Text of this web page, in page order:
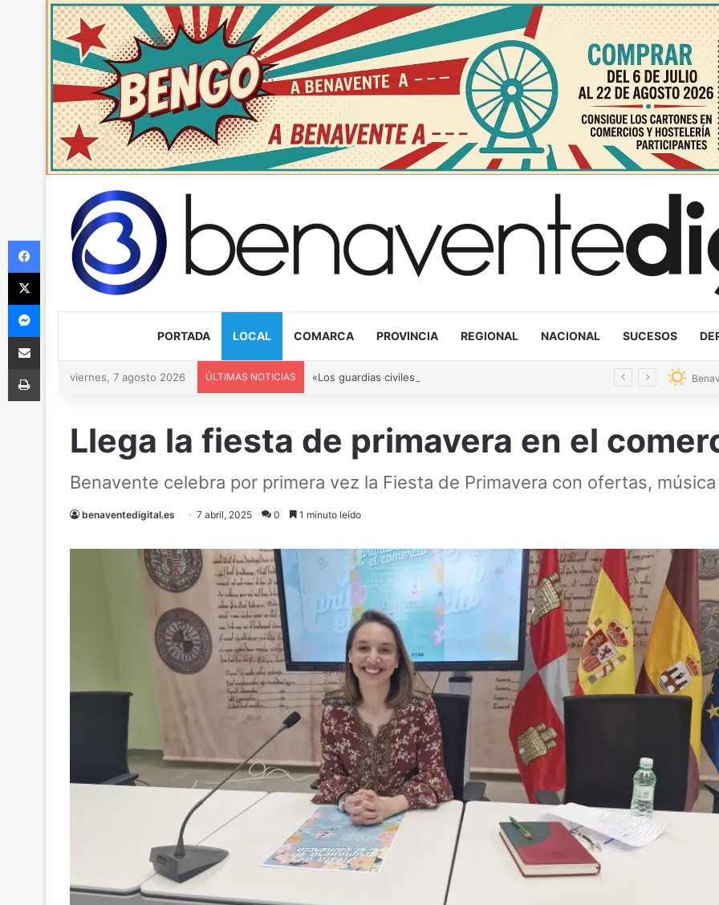
PORTADA LOCAL COMARCA PROVINCIA REGIONAL NACIONAL SUCESOS
viernes, 7 agosto 2026 ÚLTIMAS NOTICIAS
Llega la fiesta de primavera en el
Benavente celebra por primera vez la Fiesta de Primavera con ofertas,
benaventedigital.es 7 abril, 2025 0 1 minuto leído
Facebook
X
Messenger
Compartir via Email